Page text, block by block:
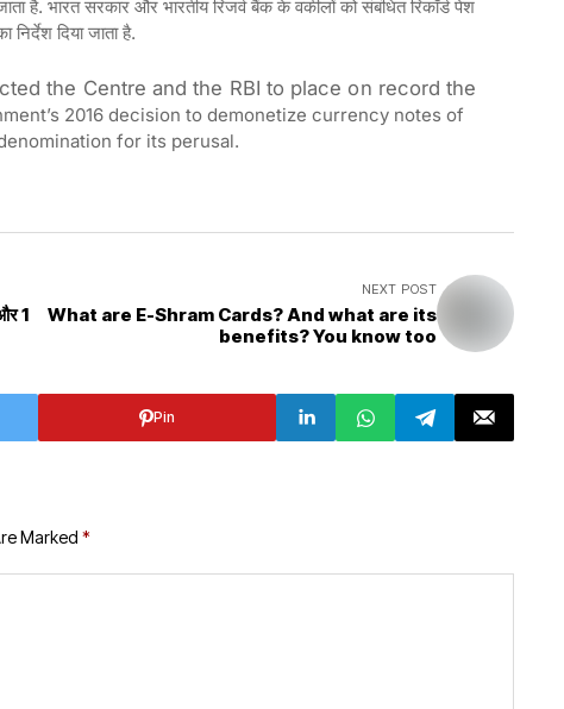
है. भारत सरकार और भारतीय रिजर्व बैंक के वकीलों को संबंधित रिकॉर्ड पेश
निर्देश दिया जाता है.
the Centre and the RBI to place on record the
2016 decision to demonetize currency notes of
for its perusal.
1
NEXT POST
What are E-Shram Cards? And what are its
benefits? You know too
Pin
Marked *